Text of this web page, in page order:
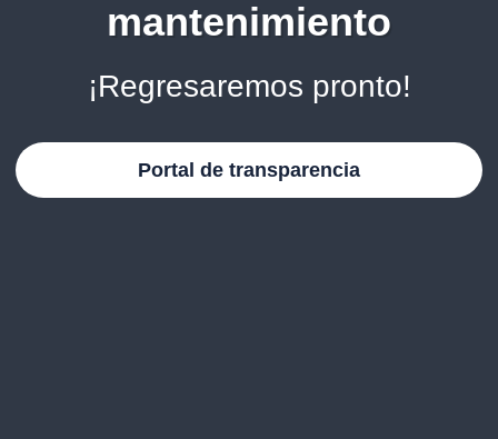
mantenimiento
¡Regresaremos pronto!
Portal de transparencia